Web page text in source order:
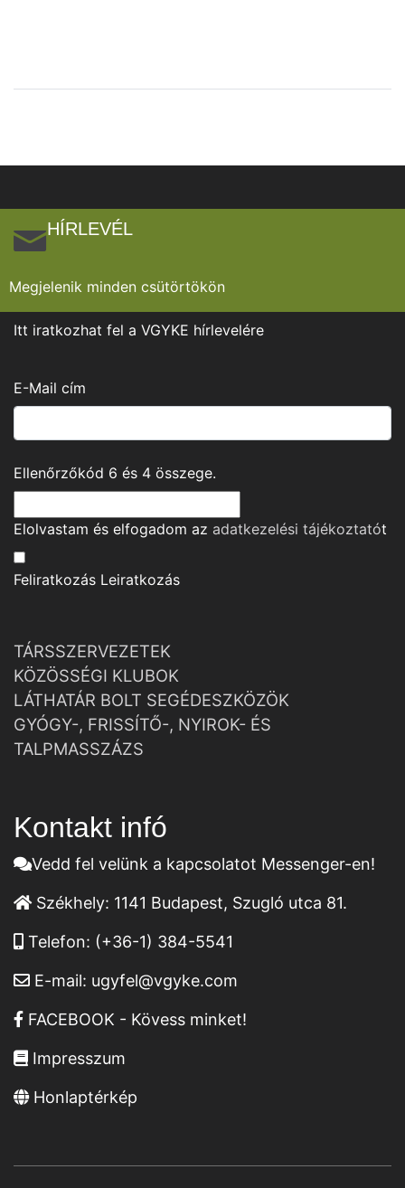
HÍRLEVÉL
Megjelenik minden csütörtökön
Itt iratkozhat fel a VGYKE hírlevelére
E-Mail cím
Ellenőrzőkód 6 és 4 összege.
Elolvastam és elfogadom az adatkezelési tájékoztatót
Feliratkozás Leiratkozás
TÁRSSZERVEZETEK
KÖZÖSSÉGI KLUBOK
LÁTHATÁR BOLT SEGÉDESZKÖZÖK
GYÓGY-, FRISSÍTŐ-, NYIROK- ÉS
TALPMASSZÁZS
Kontakt infó
Vedd fel velünk a kapcsolatot Messenger-en!
Székhely: 1141 Budapest, Szugló utca 81.
Telefon: (+36-1) 384-5541
E-mail: ugyfel@vgyke.com
FACEBOOK - Kövess minket!
Impresszum
Honlaptérkép